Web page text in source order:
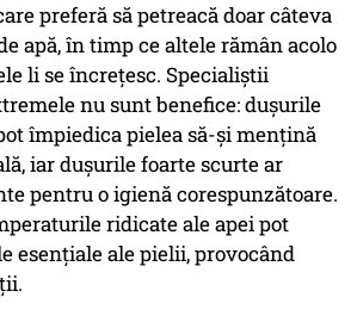
preferă să petreacă doar câteva
apă, în timp ce altele rămân acolo
li se încrețesc. Specialiștii
nu sunt benefice: dușurile
împiedica pielea să-și mențină
iar dușurile foarte scurte ar
pentru o igienă corespunzătoare.
ridicate ale apei pot
esențiale ale pielii, provocând